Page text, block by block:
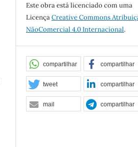
Este obra está licenciado com uma
LicençaCreative Commons
NãoComercial 4.0 Internacional.
compartilhar compartilhar
tweet compartilhar
mail compartilhar